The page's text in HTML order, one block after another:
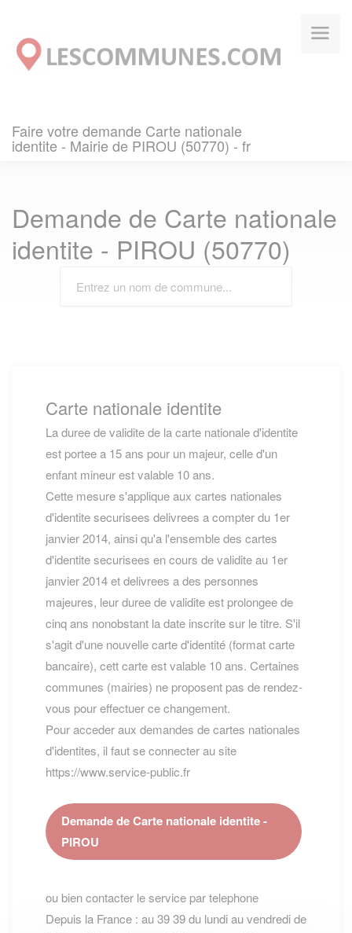
Faire votre demande Carte nationale
identite - Mairie de PIROU (50770) - fr
Demande de Carte nationale
identite - PIROU (50770)
Carte nationale identite
La duree de validite de la carte nationale d'identite
est portee a 15 ans pour un majeur, celle d'un
enfant mineur est valable 10 ans.
Cette mesure s'applique aux cartes nationales
d'identite securisees delivrees a compter du 1er
janvier 2014, ainsi qu'a l'ensemble des cartes
d'identite securisees en cours de validite au 1er
janvier 2014 et delivrees a des personnes
majeures, leur duree de validite est prolongee de
cinq ans nonobstant la date inscrite sur le titre. S'il
s'agit d'une nouvelle carte d'identité (format carte
bancaire), cett carte est valable 10 ans. Certaines
communes (mairies) ne proposent pas de rendez-
vous pour effectuer ce changement.
Pour acceder aux demandes de cartes nationales
d'identites, il faut se connecter au site
https://www.service-public.fr
Demande de Carte nationale identite -
PIROU
ou bien contacter le service par telephone
Depuis la France : au 39 39 du lundi au vendredi de